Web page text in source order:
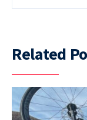
Related